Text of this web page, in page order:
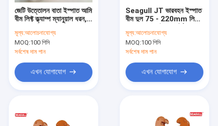
মান নিয়ন্ত্রণ
যোগাযোগ করুন
উদ্ধৃতির জন্য আবেদন
জেটি উত্তোলন বাতা ইস্পাত আমি
বীম লিফ্ট ক্ল্যাম্প ম্যানুয়াল ধরন,
মূল্য:আলোচনাযোগ্য
MOQ:100 পিসি
সর্বশেষ দাম পান
এখন যোগাযোগ
Seagull JT ভারবহন ইস্পাত
বীম দুল 75 - 220mm লিফ্ট
মূল্য:আলোচনাযোগ্য
MOQ:100 পিসি
সর্বশেষ দাম পান
এখন যোগাযোগ